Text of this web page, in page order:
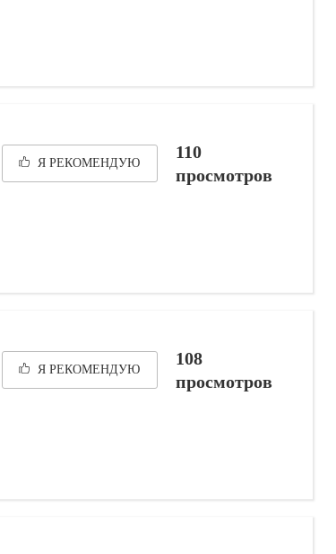
Я РЕКОМЕНДУЮ
110
просмотров
Я РЕКОМЕНДУЮ
108
просмотров